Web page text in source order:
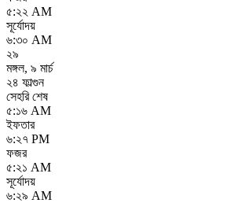
৫:২২ AM
সূর্যোদয়
৬:৩০ AM
২৯
মঙ্গল, ৯ মার্চ
২৪ ফাল্গুন
সেহরি শেষ
৫:১৬ AM
ইফতার
৬:২৭ PM
ফজর
৫:২১ AM
সূর্যোদয়
৬:২৯ AM